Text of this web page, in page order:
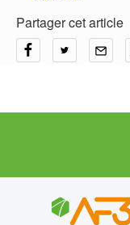
Partager cet article